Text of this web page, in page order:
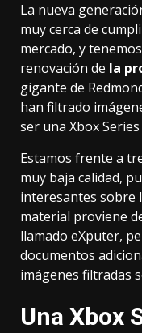
La nueva
muy cerca de
mercado, y
renovación de la
gigante de
han filtrado
ser una Xbox
Estamos frente a
muy baja calidad,
interesantes sobre
material proviene
llamado eXputer,
documentos
imágenes filtradas
Una Xbox